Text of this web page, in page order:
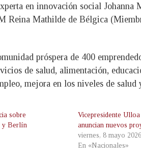
en innovación social
Reina Mathilde de Bélgica
próspera de 400
de salud, alimentación,
mejora en los niveles de salud
sobre
y Berlín
Vicepresidente
anuncian nuevos
viernes, 8 mayo
En «Nacionales»